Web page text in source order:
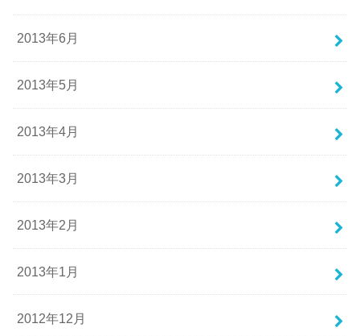
2013年6月
2013年5月
2013年4月
2013年3月
2013年2月
2013年1月
2012年12月